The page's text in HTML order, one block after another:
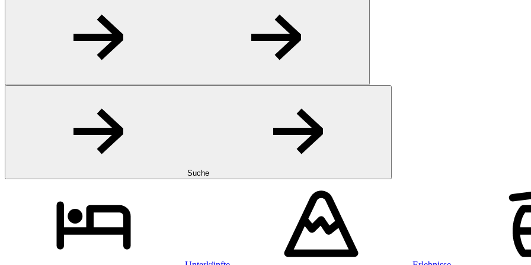
Suche